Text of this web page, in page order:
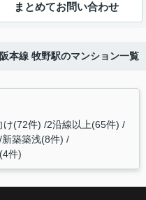
まとめてお問い合わせ
本線 牧野駅のマンション一覧
け(72件) 2沿線以上(65件)
新築築浅(8件)
件)